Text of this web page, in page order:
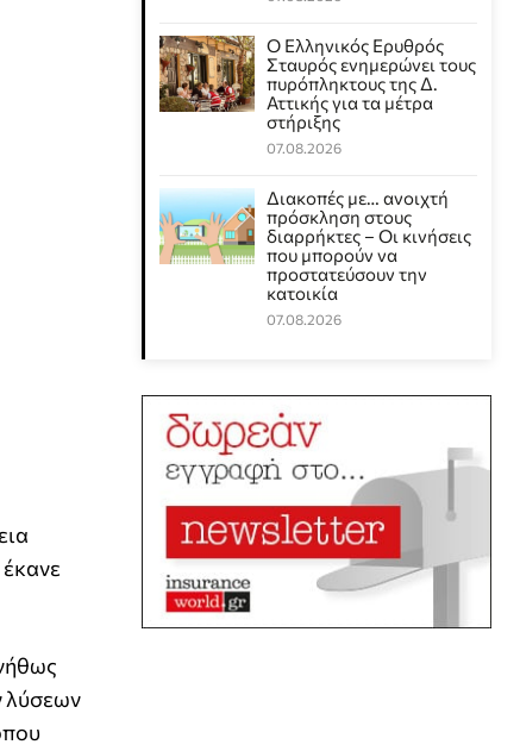
λύσεων
Ο Ελληνικός Ερυθρός
Σταυρός ενημερώνει τους
πυρόπληκτους της Δ.
Αττικής για τα μέτρα
στήριξης
07.08.2026
Διακοπές με… ανοιχτή
πρόσκληση στους
διαρρήκτες – Οι κινήσεις
που μπορούν να
προστατεύσουν την
κατοικία
07.08.2026